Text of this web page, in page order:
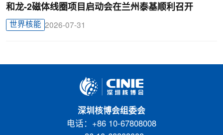
和龙-2磁体线圈项目启动会在兰州泰基顺利召开
世界核能 2026-07-31
深圳核博会组委会
电话：+86 10-67808008